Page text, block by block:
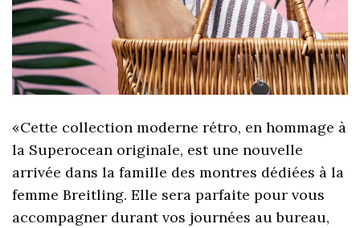
«Cette collection moderne rétro, en hommage à
la Superocean originale, est une nouvelle
arrivée dans la famille des montres dédiées à la
femme Breitling. Elle sera parfaite pour vous
accompagner durant vos journées au bureau,